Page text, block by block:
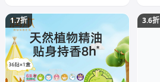
1.7折 3.6折